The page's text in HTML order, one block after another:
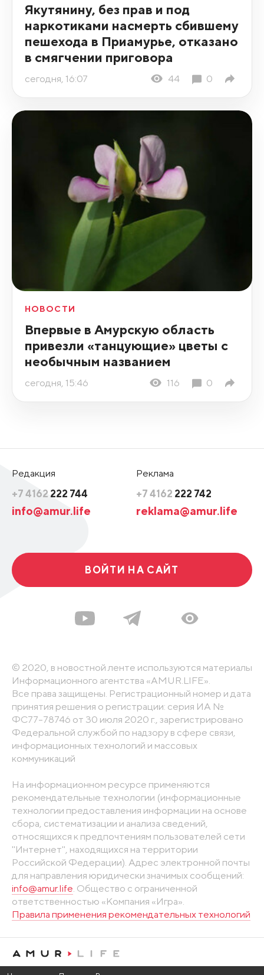
Якутянину, без прав и под
наркотиками насмерть сбившему
пешехода в Приамурье, отказано
в смягчении приговора
сегодня, 16:07 44 0
НОВОСТИ
Впервые в Амурскую область
привезли «танцующие» цветы с
необычным названием
сегодня, 15:46 116 0
Редакция
+7 4162 222 744
info@amur.life
Реклама
+7 4162 222 742
reklama@amur.life
ВОЙТИ НА САЙТ
© 2020, в новостной ленте используются материалы
Информационного агентства «AMUR.LIFE».
Все права защищены. Регистрационный номер и дата
принятия решения о регистрации: серия ИА №
ФС77-78746 от 30 июля 2020 г., зарегистрировано
Федеральной службой по надзору в сфере связи,
информационных технологий и массовых
коммуникаций
На информационном ресурсе применяются
рекомендательные технологии (информационные
технологии предоставления информации на основе
сбора, систематизации и анализа сведений,
относящихся к предпочтениям пользователей сети
"Интернет", находящихся на территории
Российской Федерации). Адрес электронной почты
для направления юридически значимых сообщений:
info@amur.life. Общество с ограниченной
ответственностью «Компания «Игра».
Правила применения рекомендательных технологий